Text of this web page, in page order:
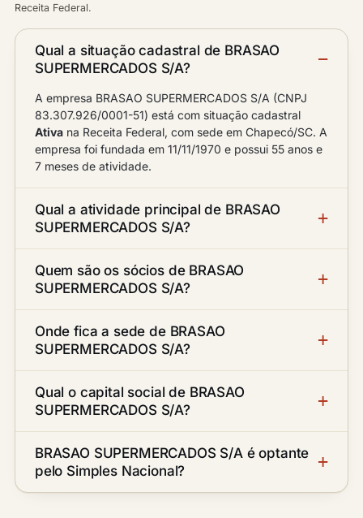
Receita Federal.
Qual a situação cadastral de BRASAO
SUPERMERCADOS S/A?
A empresa BRASAO SUPERMERCADOS S/A (CNPJ
83.307.926/0001-51) está com situação cadastral
Ativa na Receita Federal, com sede em Chapecó/SC. A
empresa foi fundada em 11/11/1970 e possui 55 anos e
7 meses de atividade.
Qual a atividade principal de BRASAO
SUPERMERCADOS S/A?
Quem são os sócios de BRASAO
SUPERMERCADOS S/A?
Onde fica a sede de BRASAO
SUPERMERCADOS S/A?
Qual o capital social de BRASAO
SUPERMERCADOS S/A?
BRASAO SUPERMERCADOS S/A é optante
pelo Simples Nacional?